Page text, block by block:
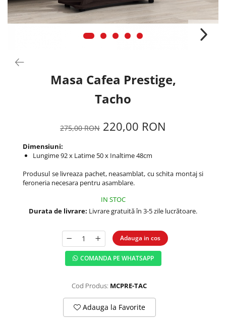
Masa Cafea Prestige,
Tacho
275,00 RON 220,00 RON
Dimensiuni:
Lungime 92 x Latime 50 x Inaltime 48cm
Produsul se livreaza pachet, neasamblat, cu schita montaj si
feroneria necesara pentru asamblare.
IN STOC
Durata de livrare: Livrare gratuită în 3-5 zile lucrătoare.
Adauga in cos
COMANDA PE WHATSAPP
Cod Produs: MCPRE-TAC
Adauga la Favorite